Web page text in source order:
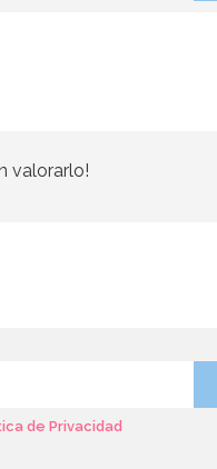
valorarlo!
de Privacidad